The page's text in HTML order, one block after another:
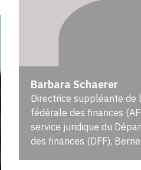
Barbara Schaerer
Directrice suppléante de
fédérale des finances
service juridique du
des finances (DFF), Berne